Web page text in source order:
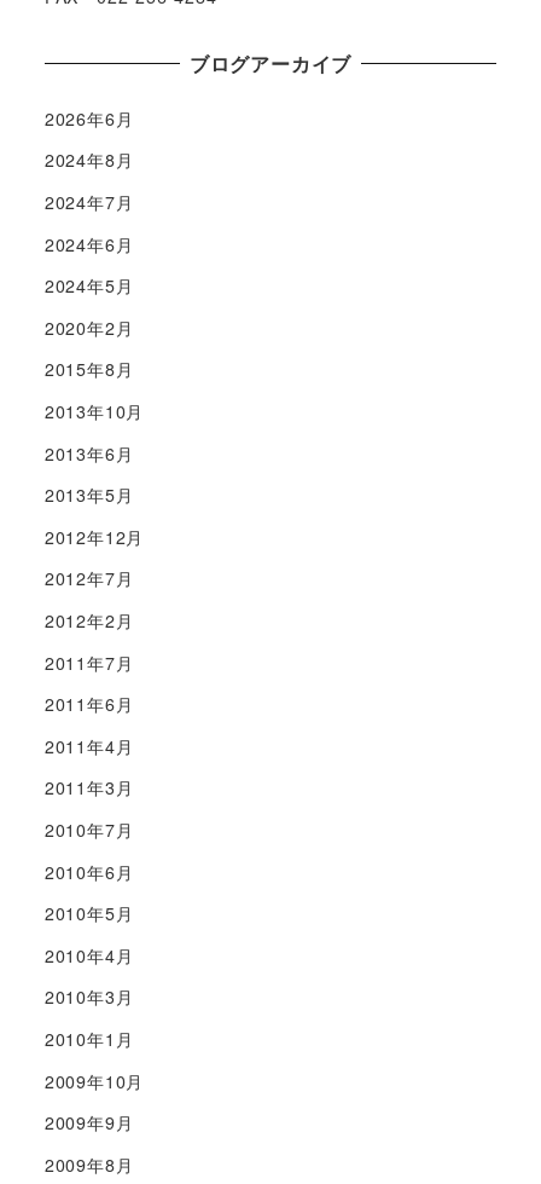
ブログアーカイブ
2026年6月
2024年8月
2024年7月
2024年6月
2024年5月
2020年2月
2015年8月
2013年10月
2013年6月
2013年5月
2012年12月
2012年7月
2012年2月
2011年7月
2011年6月
2011年4月
2011年3月
2010年7月
2010年6月
2010年5月
2010年4月
2010年3月
2010年1月
2009年10月
2009年9月
2009年8月